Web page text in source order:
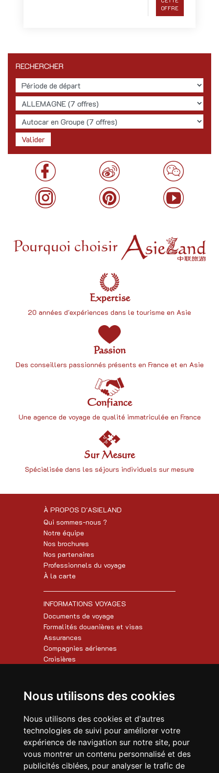
Nous utilisons des cookies
Nous utilisons des cookies et d'autres
technologies de suivi pour améliorer votre
expérience de navigation sur notre site, pour
vous montrer un contenu personnalisé et des
publicités ciblées, pour analyser le trafic de
OFFRE
RECHERCHER
Pourquoi choisir
Expertise
20 années d'expériences dans le tourisme en Asie
Passion
Des conseillers passionnés présents en France et en Asie
Confiance
Une agence de voyage de qualité immatriculée en France
Sur Mesure
Spécialisée dans les séjours individuels sur mesure
À PROPOS D'ASIELAND
Qui sommes-nous ?
Notre équipe
Nos brochures
Nos partenaires
Professionnels du voyage
À la carte
INFORMATIONS VOYAGES
Documents de voyage
Formalités douanières et visas
Assurances
Compagnies aériennes
Croisières
Conditions de vente
FAQ
Mentions légales
CONTACTEZ-NOUS